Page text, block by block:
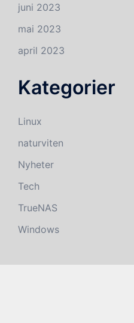
juni 2023
mai 2023
april 2023
Kategorier
Linux
naturviten
Nyheter
Tech
TrueNAS
Windows